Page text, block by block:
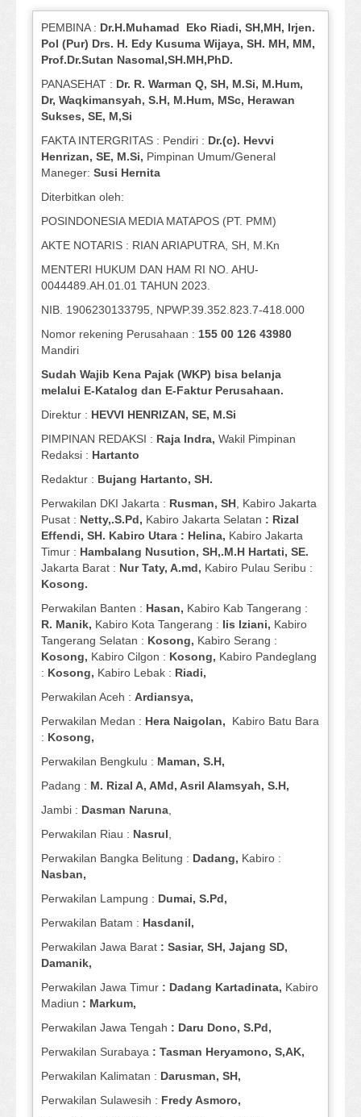
PEMBINA : Dr.H.Muhamad Eko Riadi, SH,MH, Irjen.
Pol (Pur) Drs. H. Edy Kusuma Wijaya, SH. MH, MM,
Prof.Dr.Sutan Nasomal,SH.MH,PhD.
PANASEHAT : Dr. R. Warman Q, SH, M.Si, M.Hum,
Dr, Waqkimansyah, S.H, M.Hum, MSc, Herawan
Sukses, SE, M,Si
FAKTA INTERGRITAS : Pendiri : Dr.(c). Hevvi
Henrizan, SE, M.Si, Pimpinan Umum/General
Maneger: Susi Hernita
Diterbitkan oleh:
POSINDONESIA MEDIA MATAPOS (PT. PMM)
AKTE NOTARIS : RIAN ARIAPUTRA, SH, M.Kn
MENTERI HUKUM DAN HAM RI NO. AHU-
0044489.AH.01.01 TAHUN 2023.
NIB. 1906230133795, NPWP.39.352.823.7-418.000
Nomor rekening Perusahaan : 155 00 126 43980
Mandiri
Sudah Wajib Kena Pajak (WKP) bisa belanja
melalui E-Katalog dan E-Faktur Perusahaan.
Direktur : HEVVI HENRIZAN, SE, M.Si
PIMPINAN REDAKSI : Raja Indra, Wakil Pimpinan
Redaksi : Hartanto
Redaktur : Bujang Hartanto, SH.
Perwakilan DKI Jakarta : Rusman, SH, Kabiro Jakarta
Pusat : Netty,.S.Pd, Kabiro Jakarta Selatan : Rizal
Effendi, SH. Kabiro Utara : Helina, Kabiro Jakarta
Timur : Hambalang Nusution, SH,.M.H Hartati, SE.
Jakarta Barat : Nur Taty, A.md, Kabiro Pulau Seribu :
Kosong.
Perwakilan Banten : Hasan, Kabiro Kab Tangerang :
R. Manik, Kabiro Kota Tangerang : Iis Iziani, Kabiro
Tangerang Selatan : Kosong, Kabiro Serang :
Kosong, Kabiro Cilgon : Kosong, Kabiro Pandeglang
: Kosong, Kabiro Lebak : Riadi,
Perwakilan Aceh : Ardiansya,
Perwakilan Medan : Hera Naigolan, Kabiro Batu Bara
: Kosong,
Perwakilan Bengkulu : Maman, S.H,
Padang : M. Rizal A, AMd, Asril Alamsyah, S.H,
Jambi : Dasman Naruna,
Perwakilan Riau : Nasrul,
Perwakilan Bangka Belitung : Dadang, Kabiro :
Nasban,
Perwakilan Lampung : Dumai, S.Pd,
Perwakilan Batam : Hasdanil,
Perwakilan Jawa Barat : Sasiar, SH, Jajang SD,
Damanik,
Perwakilan Jawa Timur : Dadang Kartadinata, Kabiro
Madiun : Markum,
Perwakilan Jawa Tengah : Daru Dono, S.Pd,
Perwakilan Surabaya : Tasman Heryamono, S,AK,
Perwakilan Kalimatan : Darusman, SH,
Perwakilan Sulawesih : Fredy Asmoro,